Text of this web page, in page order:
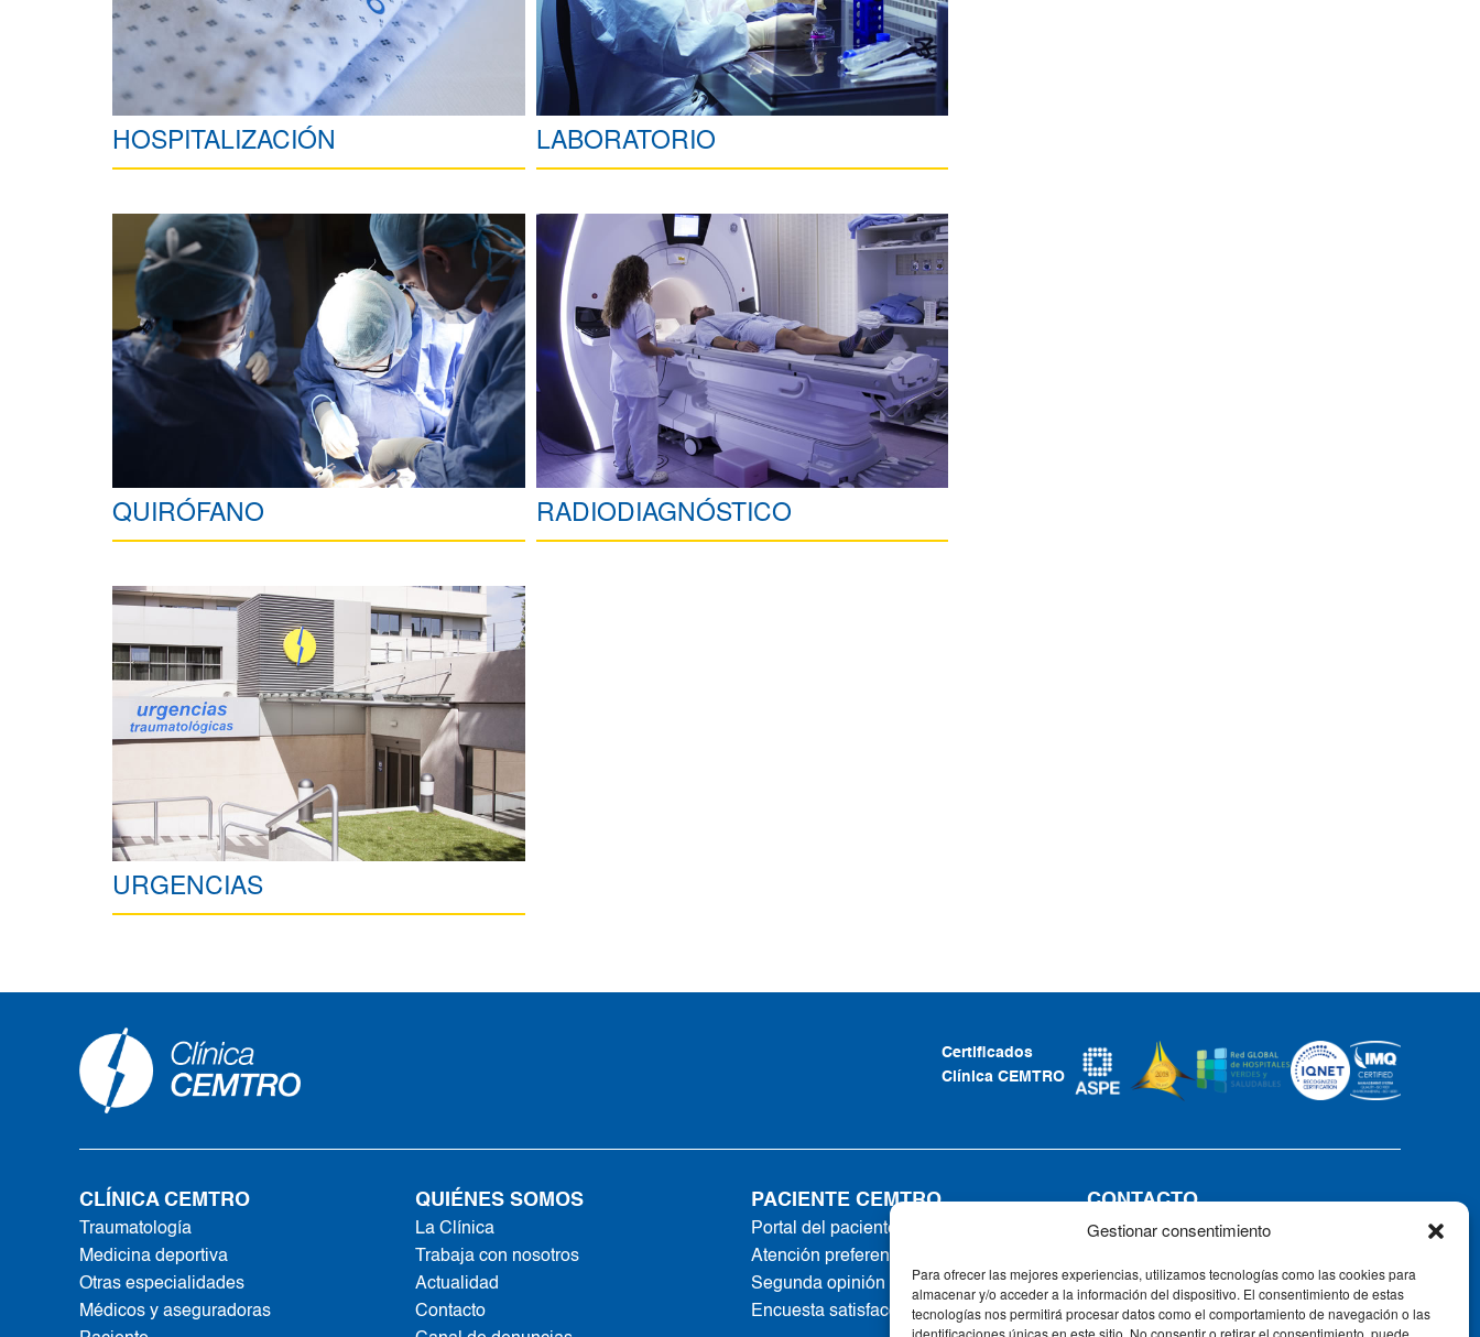
Gestionar consentimiento
Para ofrecer las mejores experiencias, utilizamos tecnologías como las cookies para
almacenar y/o acceder a la información del dispositivo. El consentimiento de estas
tecnologías nos permitirá procesar datos como el comportamiento de navegación o las
identificaciones únicas en este sitio. No consentir o retirar el consentimiento, puede
HOSPITALIZACIÓN LABORATORIO
QUIRÓFANO RADIODIAGNÓSTICO
URGENCIAS
Certificados
Clínica CEMTRO
CLÍNICA CEMTRO
Traumatología
Medicina deportiva
Otras especialidades
Médicos y aseguradoras
QUIÉNES SOMOS
La Clínica
Trabaja con nosotros
Actualidad
Contacto
PACIENTE CEMTRO
Portal del paciente
Atención preferente
Segunda opinión online
Encuesta satisfacción
CONTACTO
Tel: +34 91 735 57 57 | Fax: 91 735
Av. Ventisquero de la Condesa, 42,
28035, Madrid, España